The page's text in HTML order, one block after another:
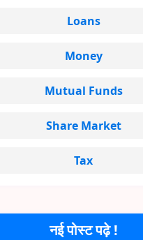
नई पोस्ट पढ़े !
Loans
Money
Mutual Funds
Share Market
Tax